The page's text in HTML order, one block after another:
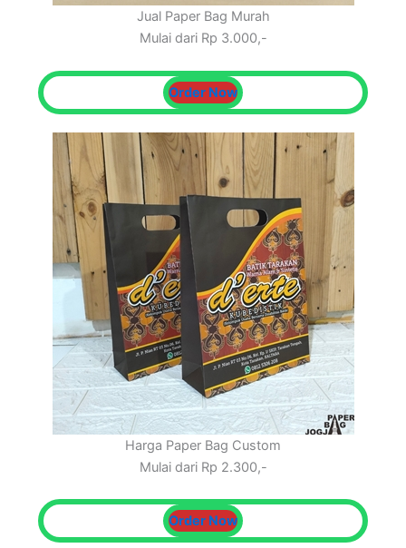
Jual Paper Bag Murah
Mulai dari Rp 3.000,-
Order Now
Harga Paper Bag Custom
Mulai dari Rp 2.300,-
Order Now